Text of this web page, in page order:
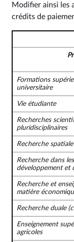
Modifier ainsi les
crédits de
Formations
universitaire
Vie étudiante
Recherches
pluridisciplinaires
Recherche spatiale
Recherche dans
développement et
Recherche et
matière
Recherche duale
Enseignement
agricoles